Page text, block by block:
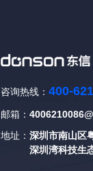
咨询热线： 400-
邮箱：
地址： 深圳市南山区
深圳湾科技生